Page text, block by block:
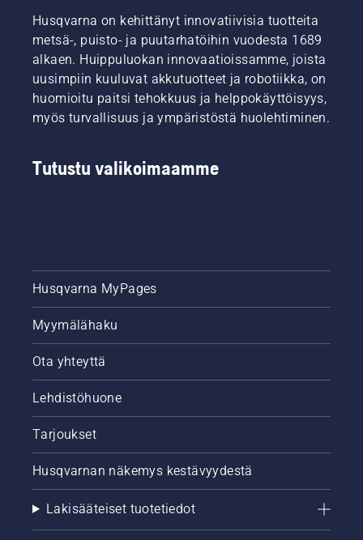
Husqvarna on kehittänyt innovatiivisia tuotteita
metsä-, puisto- ja puutarhatöihin vuodesta 1689
alkaen. Huippuluokan innovaatioissamme, joista
uusimpiin kuuluvat akkutuotteet ja robotiikka, on
huomioitu paitsi tehokkuus ja helppokäyttöisyys,
myös turvallisuus ja ympäristöstä huolehtiminen.
Tutustu valikoimaamme
Husqvarna MyPages
Myymälähaku
Ota yhteyttä
Lehdistöhuone
Tarjoukset
Husqvarnan näkemys kestävyydestä
Lakisääteiset tuotetiedot